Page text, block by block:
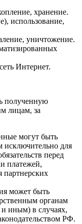
хранение.
использование,
уничтожение.
Интернет.
полученную
лицам, за
могут быть
исключительно для
перед
платежей,
партнерских
может быть
органам
иным) в случаях,
РФ.